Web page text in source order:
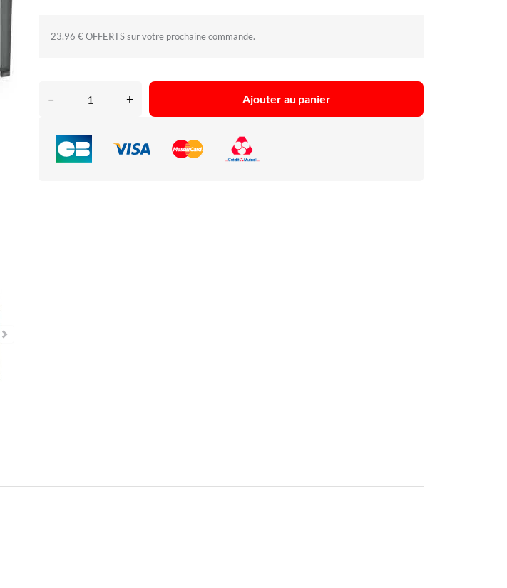
23,96 € OFFERTS sur votre prochaine commande.
– + Ajouter au panier